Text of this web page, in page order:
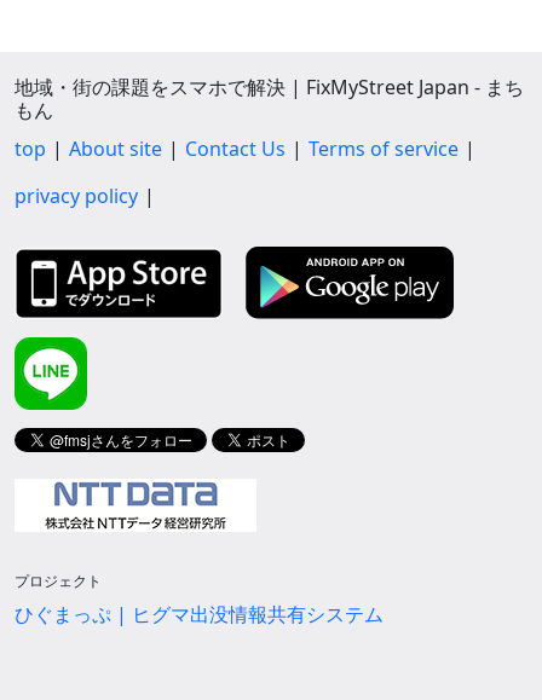
地域・街の課題をスマホで解決 | FixMyStreet Japan - まち
もん
top
About site Contact Us
Terms of service
privacy policy
プロジェクト
ひぐまっぷ | ヒグマ出没情報共有システム